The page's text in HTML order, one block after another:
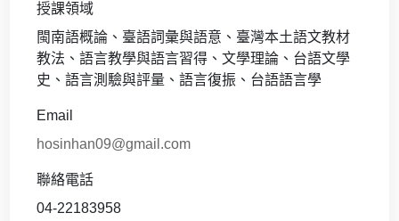
授課領域
閩南語概論、臺語詞彙與語意、臺灣本土語文教材
教法、語言教學與語言習得、文學理論、台語文學
史、語言測驗與評量、語言復振、台語語言學
Email
hosinhan09@gmail.com
聯絡電話
04-22183958